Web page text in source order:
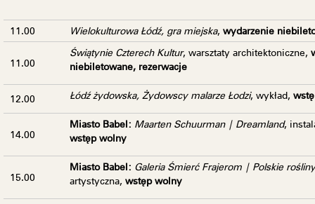
11.00 Wielokulturowa Łódź, gra miejska, wydarzenie
11.00
Świątynie Czterech Kultur, warsztaty architektoniczne,
niebiletowane, rezerwacje
12.00 Łódź żydowska, Żydowscy malarze Łodzi, wykład,
14.00
Miasto Babel: Maarten Schuurman | Dreamland,
wstęp wolny
15.00
Miasto Babel: Galeria Śmierć Frajerom | Polskie
artystyczna, wstęp wolny